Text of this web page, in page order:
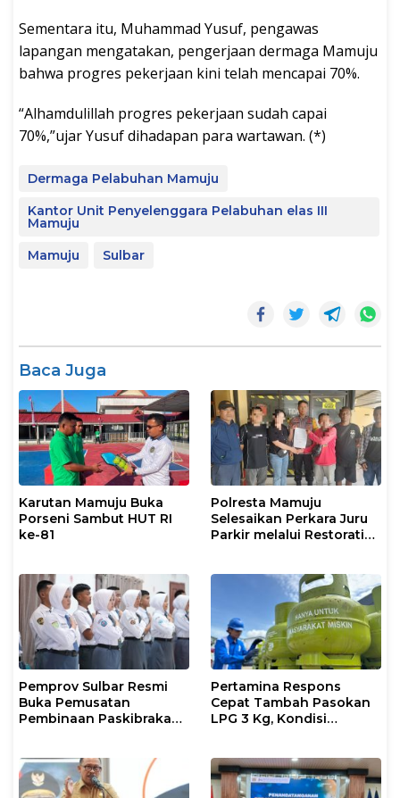
Sementara itu, Muhammad Yusuf, pengawas
lapangan mengatakan, pengerjaan dermaga Mamuju
bahwa progres pekerjaan kini telah mencapai 70%.
“Alhamdulillah progres pekerjaan sudah capai
70%,”ujar Yusuf dihadapan para wartawan. (*)
Dermaga Pelabuhan Mamuju
Kantor Unit Penyelenggara Pelabuhan elas III
Mamuju
Mamuju
Sulbar
Baca Juga
Karutan Mamuju Buka
Porseni Sambut HUT RI
ke-81
Polresta Mamuju
Selesaikan Perkara Juru
Parkir melalui Restorative
Pemprov Sulbar Resmi
Buka Pemusatan
Pembinaan Paskibraka
Pertamina Respons
Cepat Tambah Pasokan
LPG 3 Kg, Kondisi